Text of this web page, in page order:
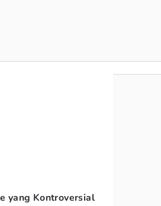
yang Kontroversial